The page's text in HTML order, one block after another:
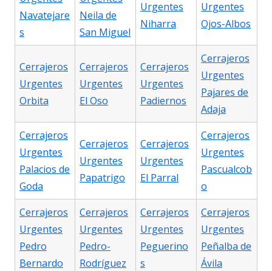
Navatejare
s
Neila de
San Miguel
Urgentes
Niharra
Urgentes
Ojos-Albos
Cerrajeros
Urgentes
Orbita
Cerrajeros
Urgentes
El Oso
Cerrajeros
Urgentes
Padiernos
Cerrajeros
Urgentes
Pajares de
Adaja
Cerrajeros
Urgentes
Palacios de
Goda
Cerrajeros
Urgentes
Papatrigo
Cerrajeros
Urgentes
El Parral
Cerrajeros
Urgentes
Pascualcob
o
Cerrajeros
Urgentes
Pedro
Bernardo
Cerrajeros
Urgentes
Pedro-
Rodríguez
Cerrajeros
Urgentes
Peguerino
s
Cerrajeros
Urgentes
Peñalba de
Ávila